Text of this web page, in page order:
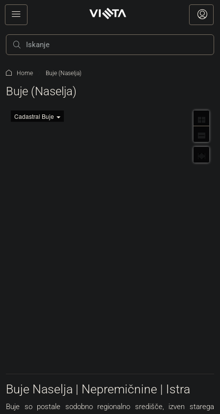
Home Buje (Naselja)
Buje (Naselja)
Cadastral Buje
Buje Naselja | Nepremičnine | Istra
Buje so postale sodobno regionalno središče, izven starega